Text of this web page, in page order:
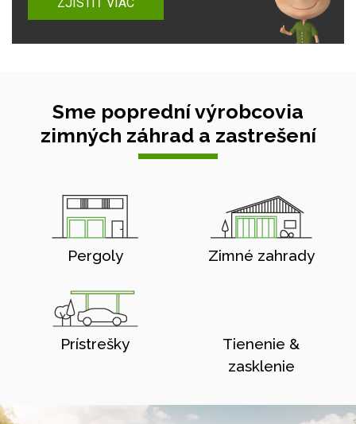
Sme poprední výrobcovia
zimných záhrad a zastrešení
Pergoly Zimné zahrady
Prístrešky
Tienenie &
zasklenie